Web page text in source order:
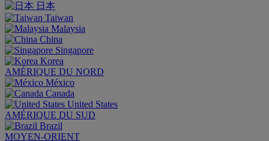
日本
Taiwan
Malaysia
China
Singapore
Korea
AMÉRIQUE DU NORD
México
Canada
United States
AMÉRIQUE DU SUD
Brazil
MOYEN-ORIENT